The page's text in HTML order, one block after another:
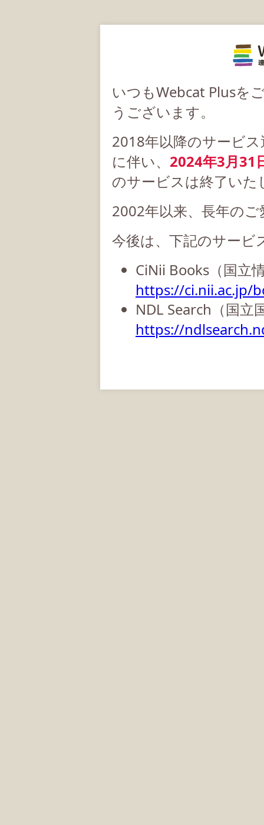
いつもWebcat Plusを
うございます。
2018年以降のサービ
に伴い、 2024年3月31
のサービスは終了いた
2002年以来、長年の
今後は、下記のサービ
CiNii Books（国立
https://ci.nii.ac.jp/
NDL Search（国立
https://